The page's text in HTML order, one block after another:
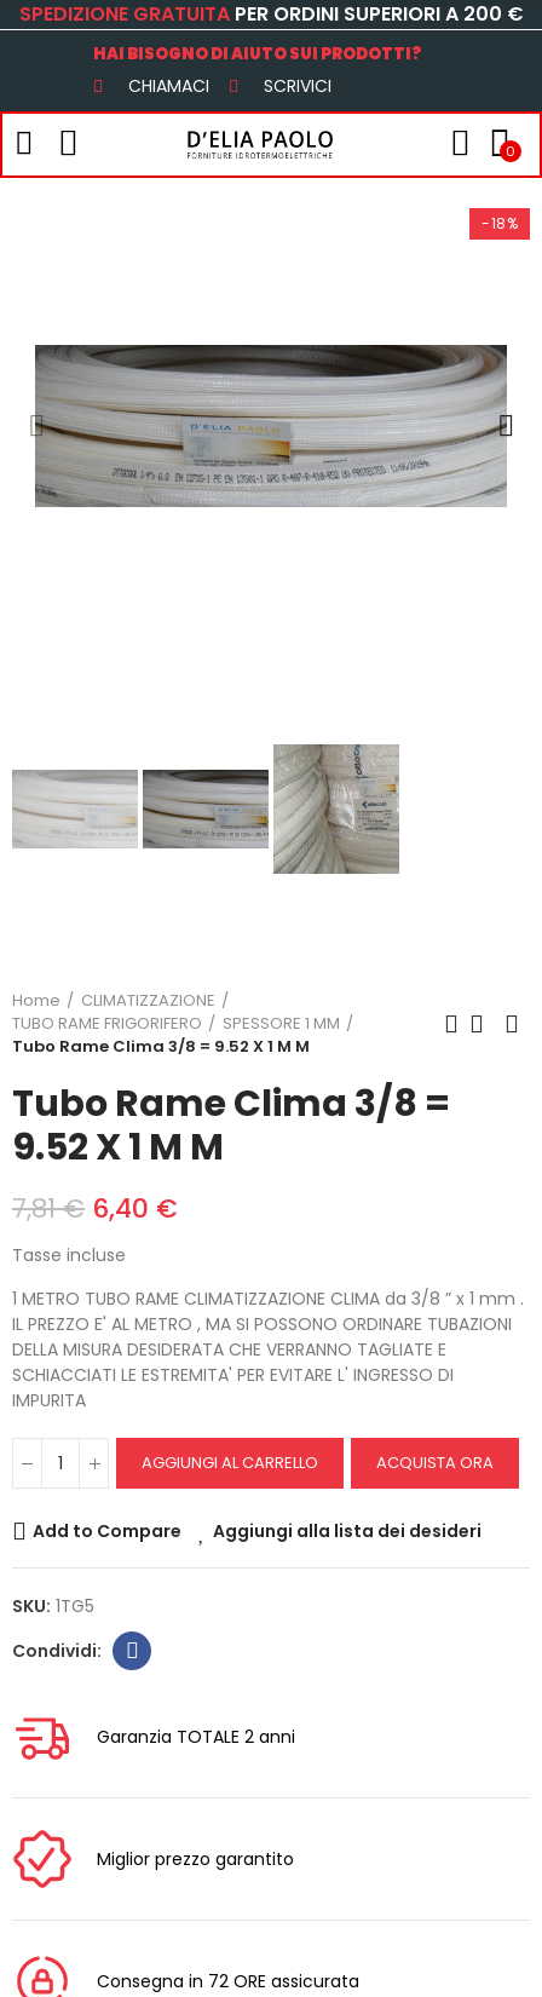
SPEDIZIONE GRATUITA PER ORDINI SUPERIORI A 200 €
HAI BISOGNO DI AIUTO SUI PRODOTTI?
CHIAMACI SCRIVICI
0
-18%
Home
CLIMATIZZAZIONE
TUBO RAME FRIGORIFERO
SPESSORE 1 MM
Tubo Rame Clima 3/8 = 9.52 X 1 M M
Tubo Rame Clima 3/8 =
9.52 X 1 M M
7,81 € 6,40 €
Tasse incluse
1 METRO TUBO RAME CLIMATIZZAZIONE CLIMA da 3/8 ” x 1 mm .
IL PREZZO E' AL METRO , MA SI POSSONO ORDINARE TUBAZIONI
DELLA MISURA DESIDERATA CHE VERRANNO TAGLIATE E
SCHIACCIATI LE ESTREMITA' PER EVITARE L' INGRESSO DI
IMPURITA
AGGIUNGI AL CARRELLO ACQUISTA ORA
Add to Compare Aggiungi alla lista dei desideri
SKU: 1TG5
Garanzia TOTALE 2 anni
Miglior prezzo garantito
Consegna in 72 ORE assicurata